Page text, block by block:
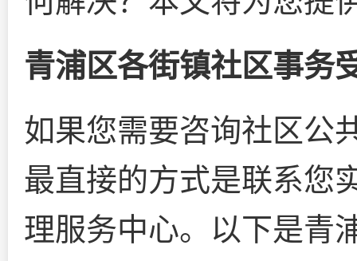
青浦区各街镇社区事务
如果您需要咨询社区公
最直接的方式是联系您
理服务中心。以下是青